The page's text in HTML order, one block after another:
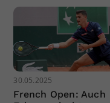
30.05.2025
French Open: Auch